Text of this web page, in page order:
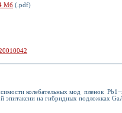
Мб (.pdf)
колебательных мод пленок
эпитаксии на гибридных подложках